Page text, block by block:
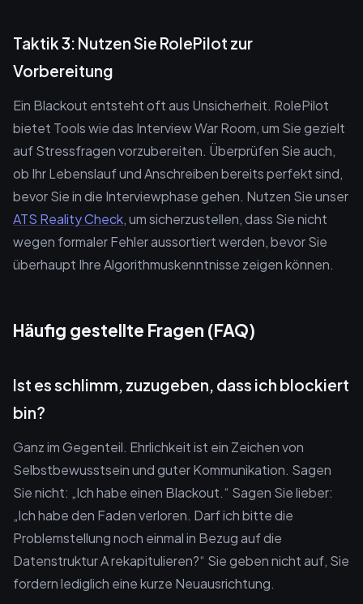
Taktik 3: Nutzen Sie RolePilot zur
Vorbereitung
Ein Blackout entsteht oft aus Unsicherheit. RolePilot
bietet Tools wie das Interview War Room, um Sie gezielt
auf Stressfragen vorzubereiten. Überprüfen Sie auch,
ob Ihr Lebenslauf und Anschreiben bereits perfekt sind,
bevor Sie in die Interviewphase gehen. Nutzen Sie unser
ATS Reality Check, um sicherzustellen, dass Sie nicht
wegen formaler Fehler aussortiert werden, bevor Sie
überhaupt Ihre Algorithmuskenntnisse zeigen können.
Häufig gestellte Fragen (FAQ)
Ist es schlimm, zuzugeben, dass ich blockiert
bin?
Ganz im Gegenteil. Ehrlichkeit ist ein Zeichen von
Selbstbewusstsein und guter Kommunikation. Sagen
Sie nicht: „Ich habe einen Blackout.“ Sagen Sie lieber:
„Ich habe den Faden verloren. Darf ich bitte die
Problemstellung noch einmal in Bezug auf die
Datenstruktur A rekapitulieren?“ Sie geben nicht auf, Sie
fordern lediglich eine kurze Neuausrichtung.